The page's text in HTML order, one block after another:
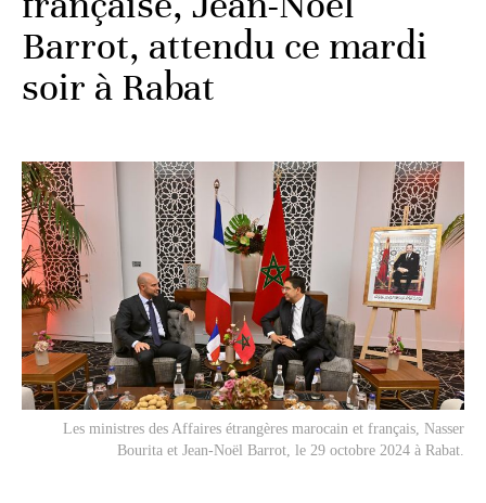
Barrot, attendu ce mardi
soir à Rabat
Les ministres des Affaires étrangères marocain et français, Nasser
Bourita et Jean-Noël Barrot, le 29 octobre 2024 à Rabat.